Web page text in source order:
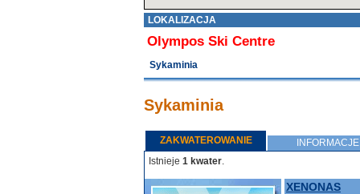
LOKALIZACJA
Olympos Ski Centre
Sykaminia
Sykaminia
ZAKWATEROWANIE
INFORMACJE
Istnieje 1 kwater.
XENONAS